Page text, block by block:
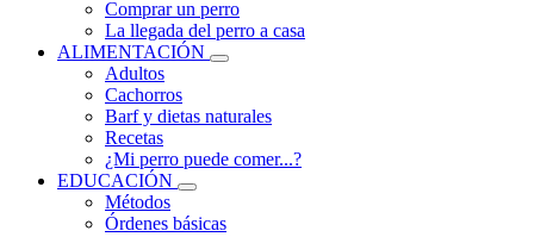
Comprar un perro
La llegada del perro a casa
ALIMENTACIÓN
Adultos
Cachorros
Barf y dietas naturales
Recetas
¿Mi perro puede comer...?
EDUCACIÓN
Métodos
Órdenes básicas